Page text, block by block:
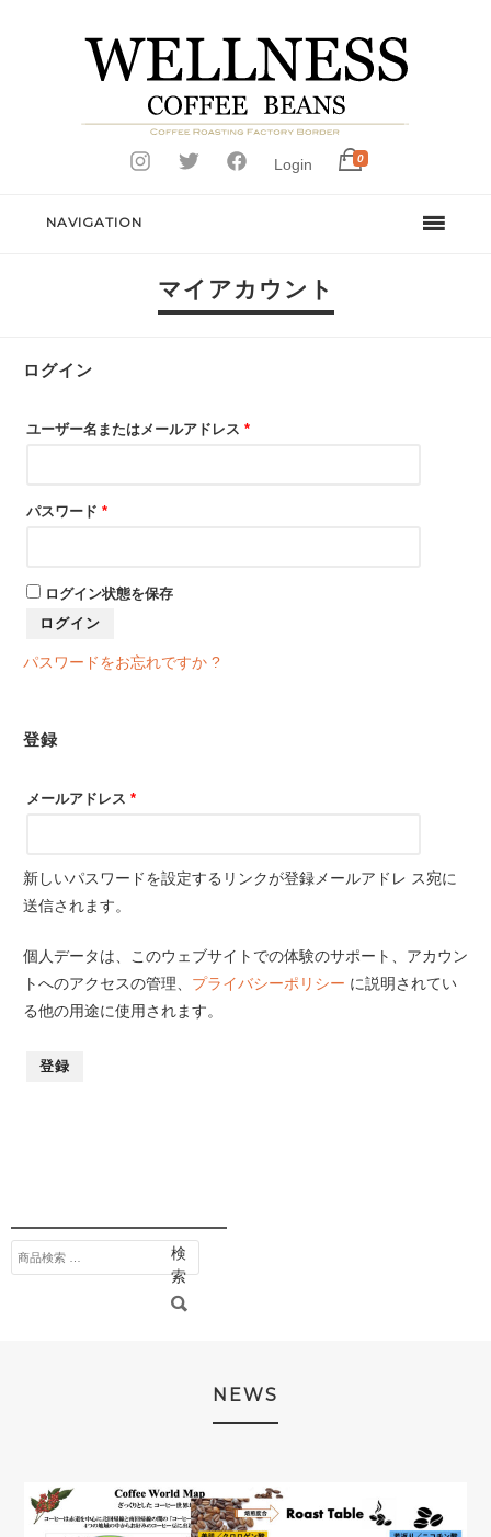
Login 0
NAVIGATION
マイアカウント
ログイン
ユーザー名またはメールアドレス *
パスワード *
ログイン状態を保存
ログイン
パスワードをお忘れですか ?
登録
メールアドレス *
新しいパスワードを設定するリンクが登録メールアドレ ス宛に
送信されます。
個人データは、このウェブサイトでの体験のサポート、アカウン
トへのアクセスの管理、 プライバシーポリシー に説明されてい
る他の用途に使用されます。
登録
検
索
検
索
NEWS